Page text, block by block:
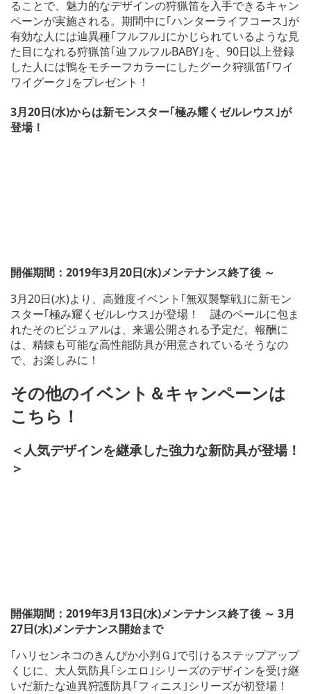
ることで、魅力的なデザインの狩猟笛を入手できるキャン
ペーンが実施される。期間中に｢ハンターライフコース｣が
有効な人には辿異種｢フルフル｣にかじられているような見
た目になれる狩猟笛｢辿フルフルBABY｣を、90日以上登録
した人には鴨をモチーフカラーにしたグーク狩猟笛｢ワイ
ワイグーク｣をプレゼント！
3月20日(水)からは新モンスター｢極み耀くゼルレウス｣が
登場！
開催期間：2019年3月20日(水)メンテナンス終了後 ～
3月20日(水)より、高難度イベント｢無双襲撃戦｣に新モン
スター｢極み耀くゼルレウス｣が登場！ 謎のベールに包ま
れたそのビジュアルは、来週公開される予定だ。報酬に
は、精錬も可能な高性能防具が用意されているそうなの
で、お楽しみに！
その他のイベント＆キャンペーンは
こちら！
＜人気デザインを継承した強力な新防具が登場！
＞
開催期間：2019年3月13日(水)メンテナンス終了後 ～ 3月
27日(水)メンテナンス開始まで
｢ハリセンネコのきんぴか小判Ｇ｣で引けるステップアップ
くじに、大人気防具｢シエロ｣シリーズのデザインを受け継
いだ新たな辿異狩護防具｢フィニス｣シリーズが初登場！